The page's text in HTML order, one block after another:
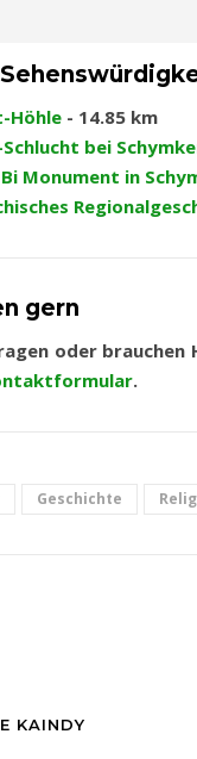
Höhle - 14.85 km
bei
Monument in
gern
oder brauchen
.
Geschichte
KAINDY